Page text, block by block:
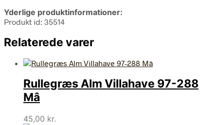
Yderlige produktinformationer:
Produkt id: 35514
Relaterede varer
Rullegræs Alm Villahave 97-288
Mâ
45,00 kr.